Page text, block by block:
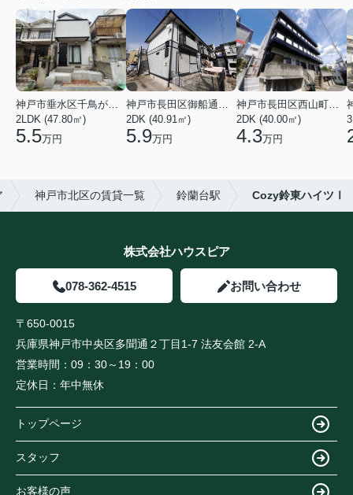
2LDK (47.80㎡)
5.5万円
2DK (40.91㎡)
5.9万円
2DK (40.00㎡)
4.3万円
神戸市北区の賃貸一覧 鈴蘭台駅 Cozy鈴東ハイツⅠ
株式会社ハウスピア
078-362-4515 お問い合わせ
〒650-0015
兵庫県神戸市中央区多聞通２丁目1-7 法友会館 2-A
営業時間： 09：30～19：00
定休日： 年中無休
トップページ
スタッフ
お客様の声